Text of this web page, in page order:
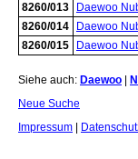
8260/013
Daewoo
8260/014
Daewoo
8260/015
Daewoo
Siehe auch: Daewoo
Neue Suche
Impressum